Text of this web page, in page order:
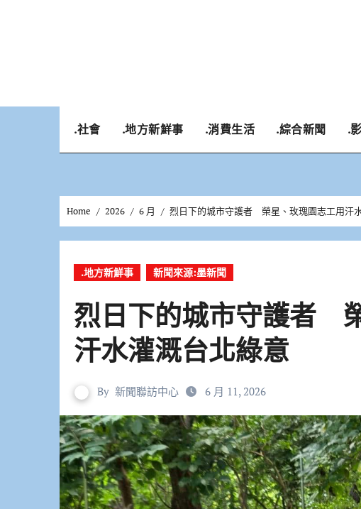
.社會 .地方新鮮事 .消費生活 .綜合新聞 .
Home 2026 6 月 烈日下的城市守護者 榮星、玫瑰園志工用汗
.地方新鮮事 新聞來源:墨新聞
烈日下的城市守護者
汗水灌溉台北綠意
By 新聞聯訪中心 6 月 11, 2026